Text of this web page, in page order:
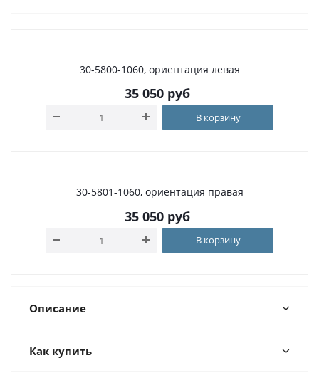
30-5800-1060, ориентация левая
35 050руб
В корзину
30-5801-1060, ориентация правая
35 050руб
В корзину
Описание
Как купить